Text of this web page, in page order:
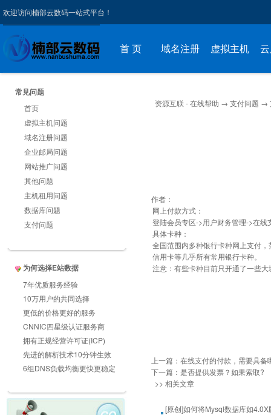
欢迎访问楠部云数码一站式平台！
首 页 域名注册 虚拟主机
常见问题
首页
虚拟主机问题
域名注册问题
企业邮局问题
网站推广问题
其他问题
主机租用问题
数据库问题
支付问题
为何选择E站数据
7年优质服务经验
10万用户的共同选择
更低的价格更好的服务
CNNIC四星级认证服务商
拥有正规经营许可证(ICP)
先进的解析技术10分钟生效
6组DNS负载均衡更快更稳定
资源互联 - 在线帮助 → 支付问题 →
作者：
网上付款方式：
登陆会员专区->用户财务管理->在线
具体卡种：
全国范围内多种银行卡种网上支付
信用卡等几乎所有常用银行卡种。
注意：有些卡种目前只开通了一些
上一篇： 在线支付的付款，需要具备
下一篇： 是否提供发票？如果索取?
>> 相关文章
[原创]如何将Mysql数据库如